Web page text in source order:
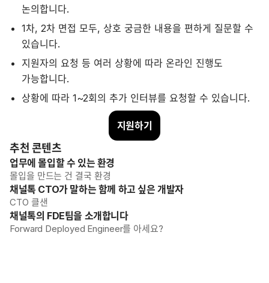
논의합니다.
1차, 2차 면접 모두, 상호 궁금한 내용을 편하게 질문할 수
있습니다.
지원자의 요청 등 여러 상황에 따라 온라인 진행도
가능합니다.
상황에 따라 1~2회의 추가 인터뷰를 요청할 수 있습니다.
지원하기
추천 콘텐츠
업무에 몰입할 수 있는 환경
몰입을 만드는 건 결국 환경
채널톡 CTO가 말하는 함께 하고 싶은 개발자
CTO 클샌
채널톡의 FDE팀을 소개합니다
Forward Deployed Engineer를 아세요?